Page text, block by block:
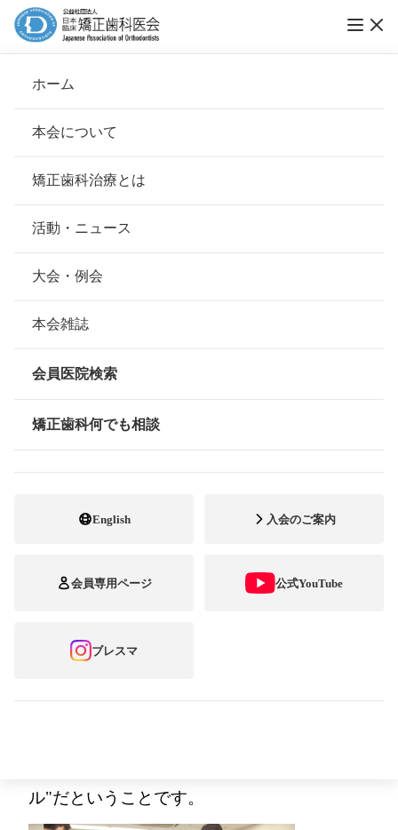
ホーム
本会について
会長挨拶
基本理念
組織について
本会の歴史
情報公開
矯正歯科治療とは
安心して治療を受けていただくための「6つの指針」
安心できる矯正歯科治療契約のための「7つの提言」
矯正歯科治療について
活動・ニュース
大会・例会
本会雑誌
会員医院検索
矯正歯科何でも相談
English 入会のご案内
会員専用ページ 公式YouTube
ブレスマ
Vol.02 「第6回ブレーススマイルコンテスト」
表彰式レポート
ブレーススマイルコンテスト
公開日：2015年04月24日（金）
だ長テーブルの上には、6歳から71歳という
が、ところ狭しと並んでいます。被写体の年
齢も、性別もさまざま。唯一、共通するの
ル"だということです。